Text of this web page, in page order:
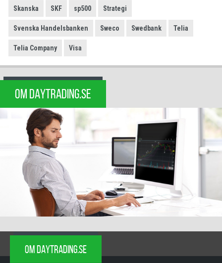
Skanska SKF sp500 Strategi
Svenska Handelsbanken Sweco Swedbank Telia
Telia Company Visa
OM DAYTRADING.SE
OM DAYTRADING.SE